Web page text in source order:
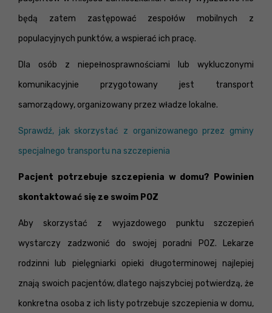
będą zatem zastępować zespołów mobilnych z
populacyjnych punktów, a wspierać ich pracę.
Dla osób z niepełnosprawnościami lub wykluczonymi
komunikacyjnie przygotowany jest transport
samorządowy, organizowany przez władze lokalne.
Sprawdź, jak skorzystać z organizowanego przez gminy
specjalnego transportu na szczepienia
Pacjent potrzebuje szczepienia w domu? Powinien
skontaktować się ze swoim POZ
Aby skorzystać z wyjazdowego punktu szczepień
wystarczy zadzwonić do swojej poradni POZ. Lekarze
rodzinni lub pielęgniarki opieki długoterminowej najlepiej
znają swoich pacjentów, dlatego najszybciej potwierdzą, że
konkretna osoba z ich listy potrzebuje szczepienia w domu,